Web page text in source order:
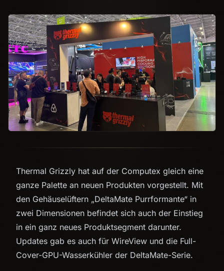
Thermal Grizzly hat auf der Computex gleich eine
ganze Palette an neuen Produkten vorgestellt. Mit
den Gehäuselüftern „DeltaMate Purrformante“ in
zwei Dimensionen befindet sich auch der Einstieg
in ein ganz neues Produktsegment darunter.
Updates gab es auch für WireView und die Full-
Cover-GPU-Wasserkühler der DeltaMate-Serie.